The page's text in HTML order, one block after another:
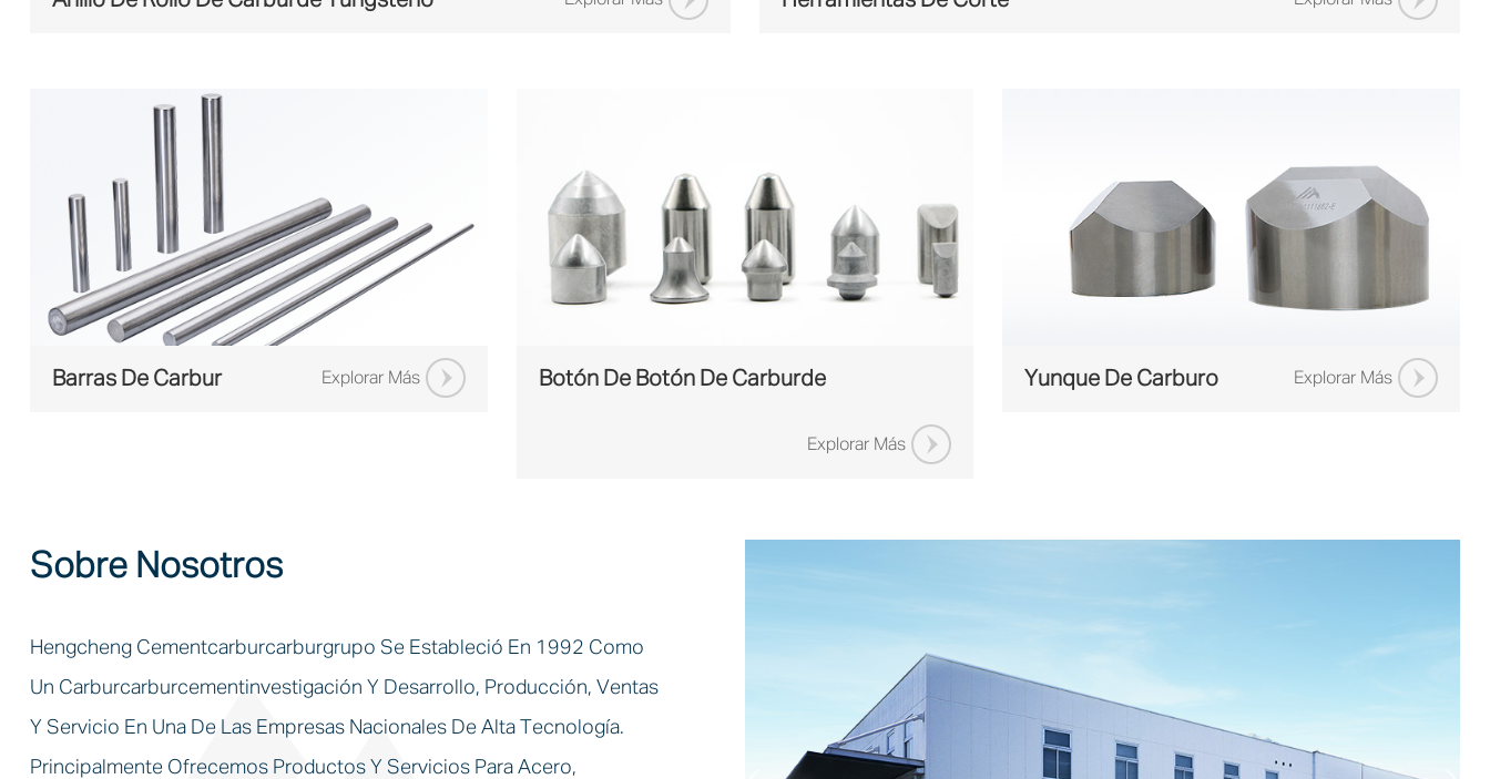
Barras De Carbur Explorar Más Botón De Botón De Carburde
Explorar Más
Yunque De Carburo Explorar Más
Sobre Nosotros
Hengcheng Cementcarburcarburgrupo Se Estableció En 1992 Como
Un Carburcarburcementinvestigación Y Desarrollo, Producción, Ventas
Y Servicio En Una De Las Empresas Nacionales De Alta Tecnología.
Principalmente Ofrecemos Productos Y Servicios Para Acero,